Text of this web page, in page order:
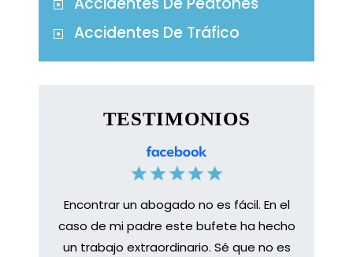
Accidentes De Tráfico
TESTIMONIOS
Encontrar un abogado no es fácil. En el
caso de mi padre este bufete ha hecho
un trabajo extraordinario. Sé que no es